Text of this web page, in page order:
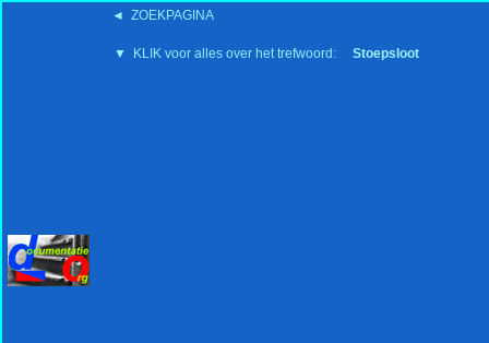
◄ ZOEKPAGINA
▼ KLIK voor alles over het trefwoord: Stoepsloot
'15:19 19-2-2008